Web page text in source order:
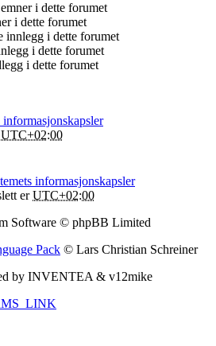
i dette forumet
i dette forumet
innlegg i dette forumet
i dette forumet
i dette forumet
informasjonskapsler
UTC+02:00
informasjonskapsler
erUTC+02:00
Software © phpBB Limited
Pack © Lars Christian Schreiner
by INVENTEA & v12mike